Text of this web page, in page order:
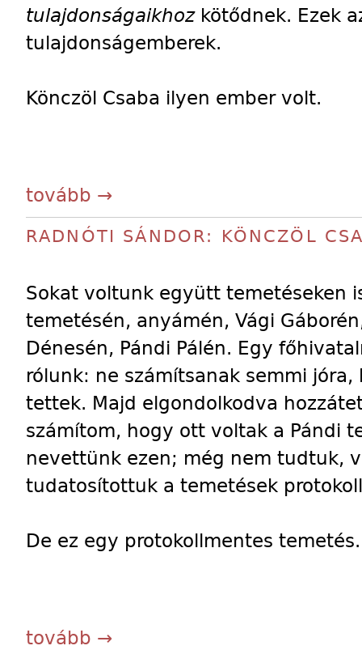
tulajdonságaikhozkötődnek. Ezek
tulajdonságemberek.
Könczöl Csaba ilyen ember volt.
tovább →
RADNÓTI SÁNDOR: KÖNCZÖL
Sokat voltunk együtt temetéseken
temetésén, anyámén, Vági
Dénesén, Pándi Pálén. Egy
rólunk: ne számítsanak semmi
tettek. Majd elgondolkodva
számítom, hogy ott voltak a Pándi
nevettünk ezen; még nem tudtuk,
tudatosítottuk a temetések
De ez egy protokollmentes temetés.
tovább →